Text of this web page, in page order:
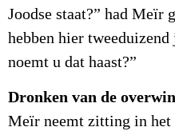
Joodse staat?” had Meïr
hebben hier tweeduizend
noemt u dat haast?”
Dronken van de
Meïr neemt zitting in het